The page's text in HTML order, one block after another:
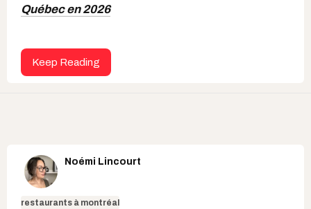
Québec en 2026
Keep Reading
Noémi Lincourt
restaurants à montréal